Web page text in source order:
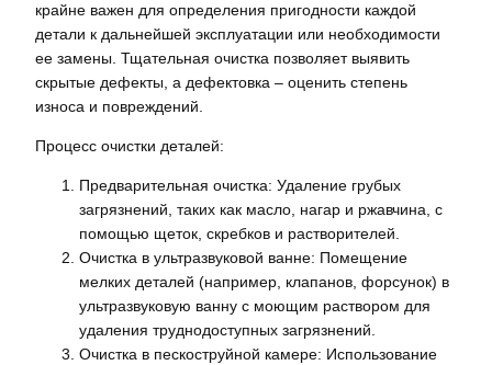
крайне важен для определения пригодности каждой
детали к дальнейшей эксплуатации или необходимости
ее замены. Тщательная очистка позволяет выявить
скрытые дефекты, а дефектовка – оценить степень
износа и повреждений.
Процесс очистки деталей:
Предварительная очистка: Удаление грубых
загрязнений, таких как масло, нагар и ржавчина, с
помощью щеток, скребков и растворителей.
Очистка в ультразвуковой ванне: Помещение
мелких деталей (например, клапанов, форсунок) в
ультразвуковую ванну с моющим раствором для
удаления труднодоступных загрязнений.
Очистка в пескоструйной камере: Использование